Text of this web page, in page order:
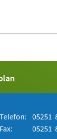
Telefon: 05251
Fax:
05251